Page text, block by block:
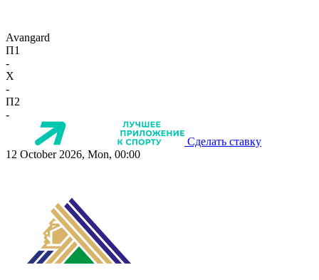
Avangard
П1
-
X
-
П2
-
Сделать ставку
12 October 2026, Mon, 00:00